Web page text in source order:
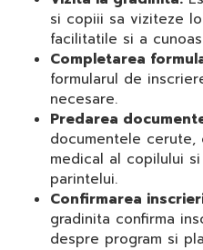
si copiii sa viziteze
facilitatile si a
Completarea
formularul de
necesare.
Predarea
documentele
medical al copilului
parintelui.
Confirmarea
gradinita confirma
despre program si